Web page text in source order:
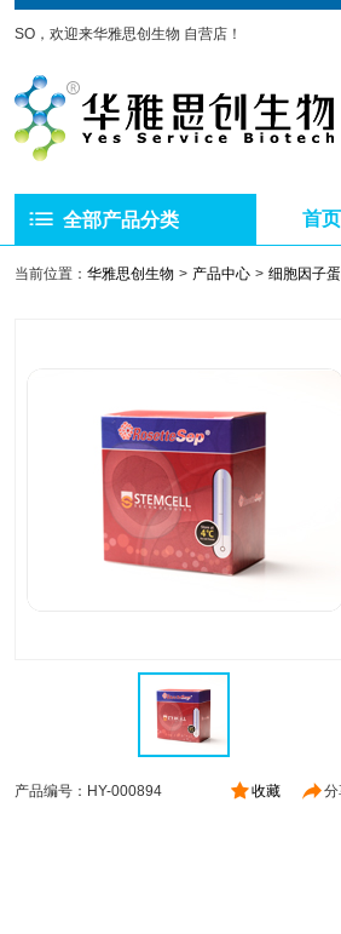
SO，欢迎来华雅思创生物 自营店！
全部产品分类 首页
当前位置： 华雅思创生物 产品中心 细胞因子
收藏
产品编号：HY-000894